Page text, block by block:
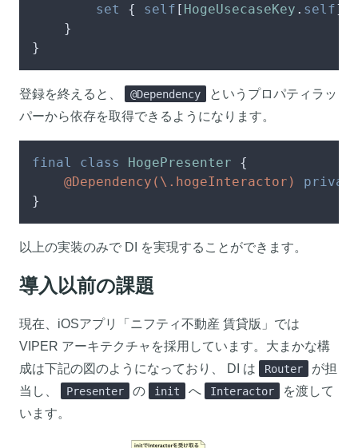
set
{ self [ HogeUsecaseKey . self]
    }
}
登録を終えると、 @Dependency
というプロパティラッ
パーから依存を取得できるようになります。
final class HogePresenter {
@Dependency(\.hogeInteractor)
}
以上の実装のみで DI を実現することができます。
導入以前の課題
現在、iOSアプリ「ニフティ不動産 賃貸版」では
VIPER アーキテクチャを採用しています。大まかな構
成は下記の図のようになっており、 DI は
Router
が担
当し、
Presenter の init へ Interactor
を渡して
います。